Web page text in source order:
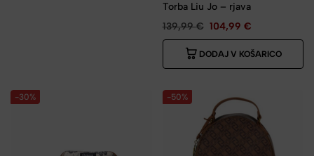
Torba Liu Jo – rjava
139,99€ 104,99 €
DODAJ V KOŠARICO
-30% -50%